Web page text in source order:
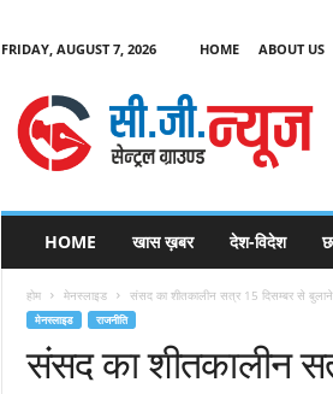
FRIDAY, AUGUST 7, 2026 HOME ABOUT US
C
HOME खास ख़बर देश-विदेश
होम मेनस्लाइड संसद का शीतकालीन सत्र 15 दिसम्बर से
मेनस्लाइड राजनीति
संसद का शीतकालीन